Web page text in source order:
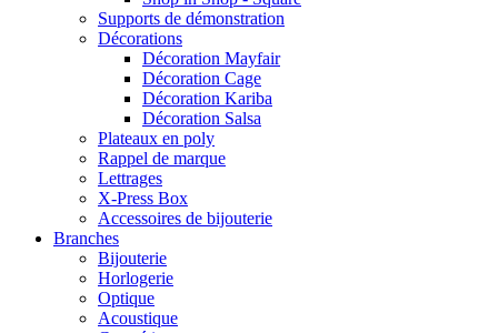
Supports de démonstration
Décorations
Décoration Mayfair
Décoration Cage
Décoration Kariba
Décoration Salsa
Plateaux en poly
Rappel de marque
Lettrages
X-Press Box
Accessoires de bijouterie
Branches
Bijouterie
Horlogerie
Optique
Acoustique